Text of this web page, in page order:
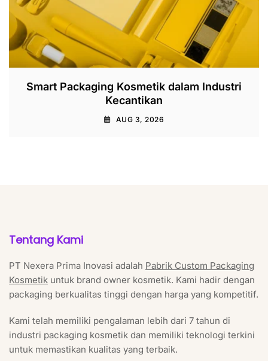
Smart Packaging Kosmetik dalam Industri
Kecantikan
AUG 3, 2026
Tentang Kami
PT Nexera Prima Inovasi adalah Pabrik Custom Packaging
Kosmetik untuk brand owner kosmetik. Kami hadir dengan
packaging berkualitas tinggi dengan harga yang kompetitif.
Kami telah memiliki pengalaman lebih dari 7 tahun di
industri packaging kosmetik dan memiliki teknologi terkini
untuk memastikan kualitas yang terbaik.